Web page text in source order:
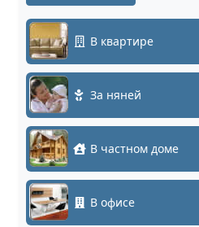
В квартире
За няней
В частном доме
В офисе
UTP 4PR
24AWG CAT5e
305м CCA
PROCONNECT
(01-0043-3)
14